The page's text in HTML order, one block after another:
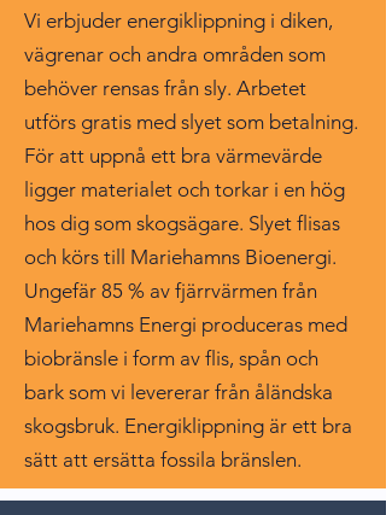
Vi erbjuder energiklippning i diken,
vägrenar och andra områden som
behöver rensas från sly. Arbetet
utförs gratis med slyet som betalning.
För att uppnå ett bra värmevärde
ligger materialet och torkar i en hög
hos dig som skogsägare. Slyet flisas
och körs till Mariehamns Bioenergi.
Ungefär 85 % av fjärrvärmen från
Mariehamns Energi produceras med
biobränsle i form av flis, spån och
bark som vi levererar från åländska
skogsbruk. Energiklippning är ett bra
sätt att ersätta fossila bränslen.